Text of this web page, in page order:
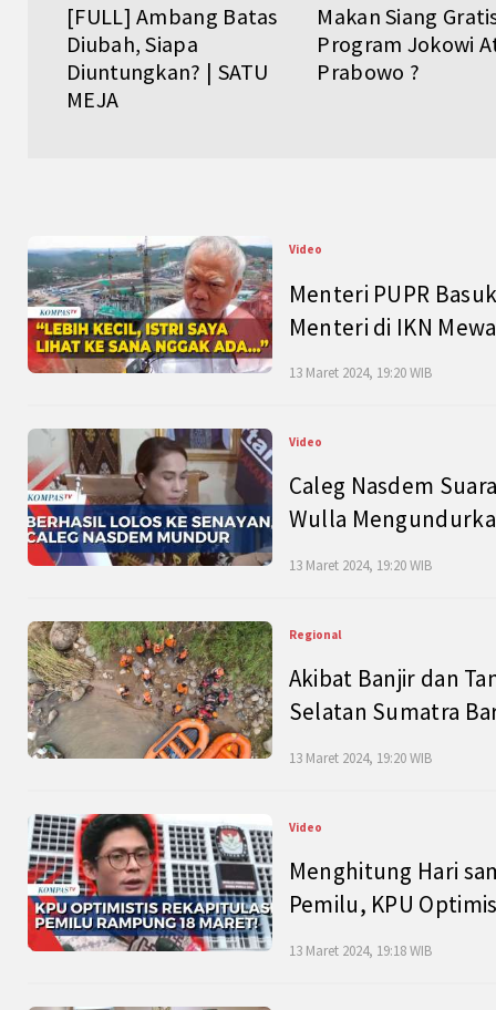
[FULL] Ambang Batas
Diubah, Siapa
Diuntungkan? | SATU
MEJA
Makan Siang
Program Jokowi
Prabowo ?
Video
Menteri PUPR
Menteri di IKN
13 Maret 2024, 19:20 WIB
Video
Caleg Nasdem
Wulla
13 Maret 2024, 19:20 WIB
Regional
Akibat Banjir dan
Selatan Sumatra
13 Maret 2024, 19:20 WIB
Video
Menghitung Hari
Pemilu, KPU
13 Maret 2024, 19:18 WIB